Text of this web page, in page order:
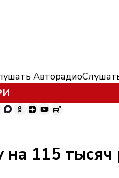
Авторадио
115 тысяч